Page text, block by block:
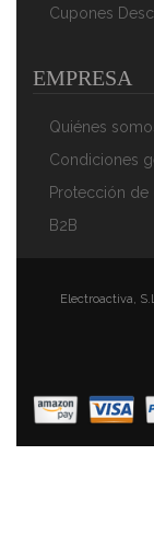
Cupones
EMPRESA
Quiénes
Condiciones
Protección de
B2B
Electroactiva,